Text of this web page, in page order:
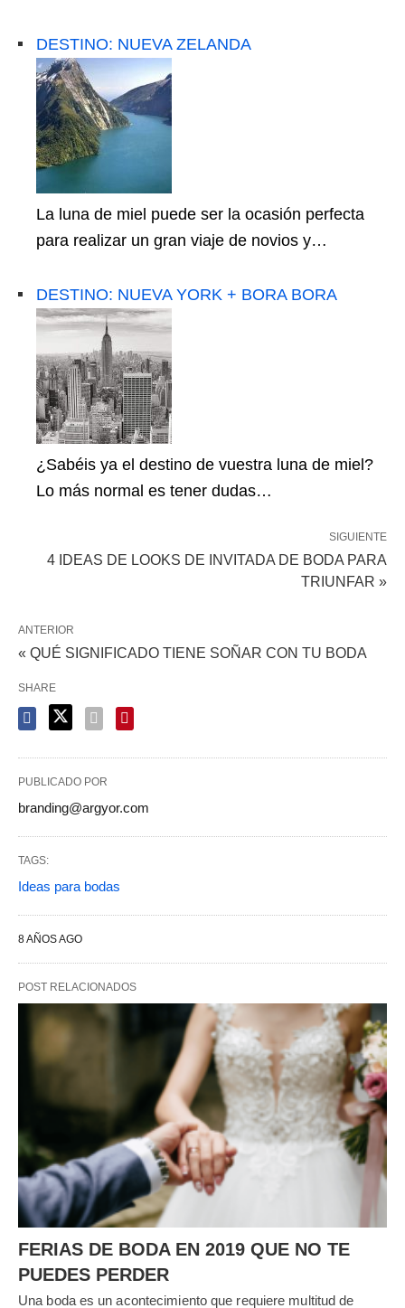
DESTINO: NUEVA ZELANDA
La luna de miel puede ser la ocasión perfecta
para realizar un gran viaje de novios y…
DESTINO: NUEVA YORK + BORA BORA
¿Sabéis ya el destino de vuestra luna de miel?
Lo más normal es tener dudas…
SIGUIENTE
4 IDEAS DE LOOKS DE INVITADA DE BODA PARA
TRIUNFAR »
ANTERIOR
« QUÉ SIGNIFICADO TIENE SOÑAR CON TU BODA
SHARE
PUBLICADO POR
branding@argyor.com
TAGS:
Ideas para bodas
8 AÑOS AGO
POST RELACIONADOS
FERIAS DE BODA EN 2019 QUE NO TE
PUEDES PERDER
Una boda es un acontecimiento que requiere multitud de